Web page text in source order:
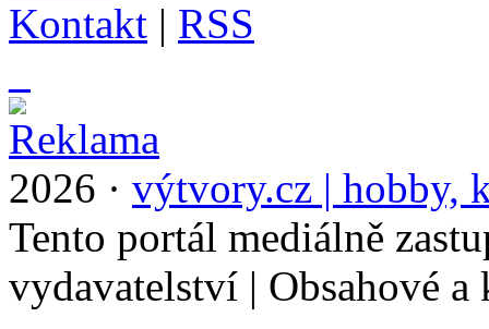
Kontakt | RSS
2026 · výtvory.cz | hobby,
Tento portál mediálně
vydavatelství | Obsahové